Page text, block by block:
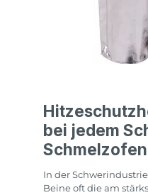
bei jedem
Schmelzofen
In der
Beine oft die am